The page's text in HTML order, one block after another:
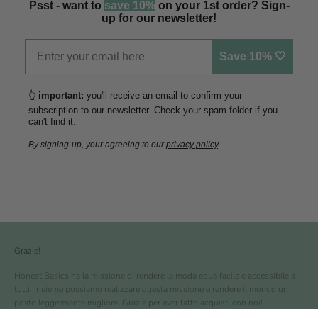
Psst - want to save 10%on your 1st order? Sign-
up for our newsletter!
Save 10% 🤍
👆 important: you'll receive an email to confirm your
subscription to our newsletter. Check your spam folder if you
can't find it.
By signing-up, your agreeing to ourprivacy policy.
Grazie!
Honest Basics ha la missione di rendere la moda equa facile e accessibile a
tutti. Insieme possiamo realizzare questa missione e rendere il mondo un
posto leggermente migliore. Grazie per aver fatto acquisti con noi!